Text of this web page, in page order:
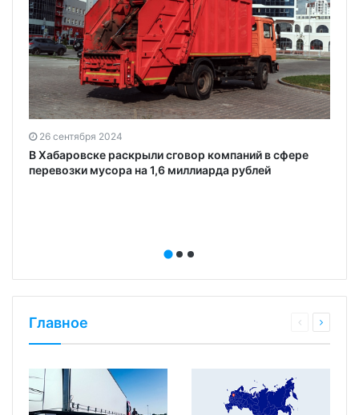
26 сентября 2024
В Хабаровске раскрыли сговор компаний в сфере
перевозки мусора на 1,6 миллиарда рублей
Главное